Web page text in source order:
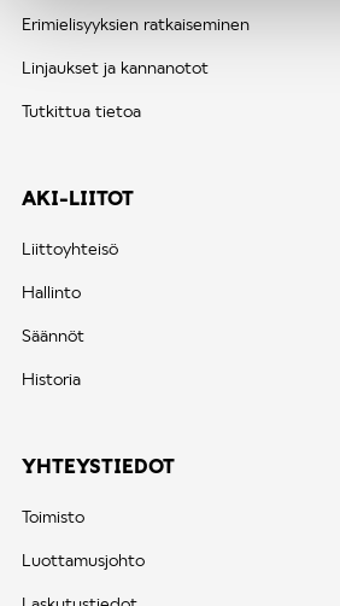
Erimielisyyksien ratkaiseminen
Linjaukset ja kannanotot
Tutkittua tietoa
AKI-LIITOT
Liittoyhteisö
Hallinto
Säännöt
Historia
YHTEYSTIEDOT
Toimisto
Luottamusjohto